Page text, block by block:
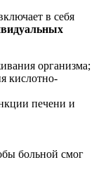
в себя
организма;
кислотно-
печени и
больной смог